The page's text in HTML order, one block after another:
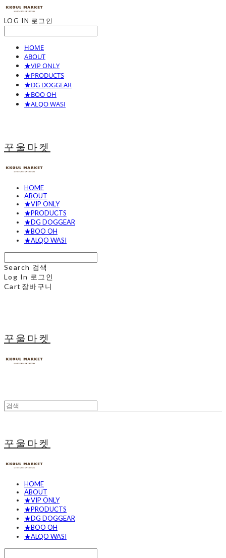
LOG IN 로그인
HOME
ABOUT
★VIP ONLY
★PRODUCTS
★DG DOGGEAR
★BOO OH
★ALQO WASI
꾸울마켓
HOME
ABOUT
★VIP ONLY
★PRODUCTS
★DG DOGGEAR
★BOO OH
★ALQO WASI
Search 검색
Log In 로그인
Cart 장바구니
꾸울마켓
꾸울마켓
HOME
ABOUT
★VIP ONLY
★PRODUCTS
★DG DOGGEAR
★BOO OH
★ALQO WASI